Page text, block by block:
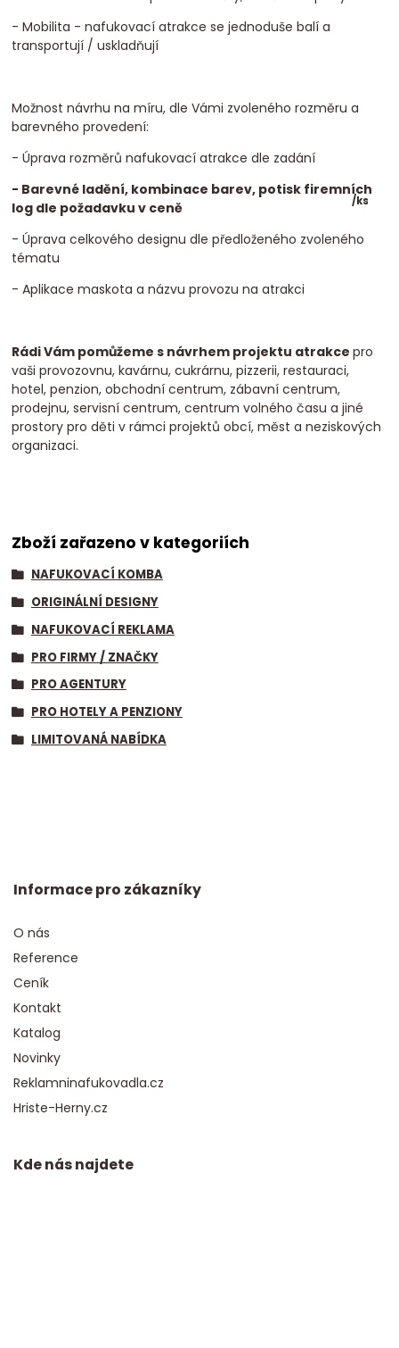
/ks
- Mobilita - nafukovací atrakce se jednoduše balí a
transportují / uskladňují
Možnost návrhu na míru, dle Vámi zvoleného rozměru a
barevného provedení:
- Úprava rozměrů nafukovací atrakce dle zadání
- Barevné ladění, kombinace barev, potisk firemních
log dle požadavku v ceně
- Úprava celkového designu dle předloženého zvoleného
tématu
- Aplikace maskota a názvu provozu na atrakci
Rádi Vám pomůžeme s návrhem projektu atrakcepro
vaši provozovnu, kavárnu, cukrárnu, pizzerii, restauraci,
hotel, penzion, obchodní centrum, zábavní centrum,
prodejnu, servisní centrum, centrum volného času a jiné
prostory pro děti v rámci projektů obcí, měst a neziskových
organizaci.
Zboží zařazeno v kategoriích
NAFUKOVACÍ KOMBA
ORIGINÁLNÍ DESIGNY
NAFUKOVACÍ REKLAMA
PRO FIRMY / ZNAČKY
PRO AGENTURY
PRO HOTELY A PENZIONY
LIMITOVANÁ NABÍDKA
Informace pro zákazníky
O nás
Reference
Ceník
Kontakt
Katalog
Novinky
Reklamninafukovadla.cz
Hriste-Herny.cz
Kde nás najdete